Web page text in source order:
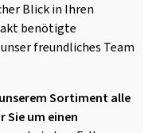
Blick in Ihren
benötigte
freundliches Team
Sortiment alle
Sie um einen